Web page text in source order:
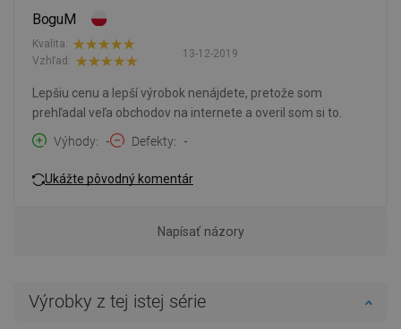
BoguM
13-12-2019
Kvalita:
Vzhľad:
Lepšiu cenu a lepší výrobok nenájdete, pretože som
prehľadal veľa obchodov na internete a overil som si to.
Výhody
- Defekty -
Ukážte pôvodný komentár
Napísať názory
Výrobky z tej istej série